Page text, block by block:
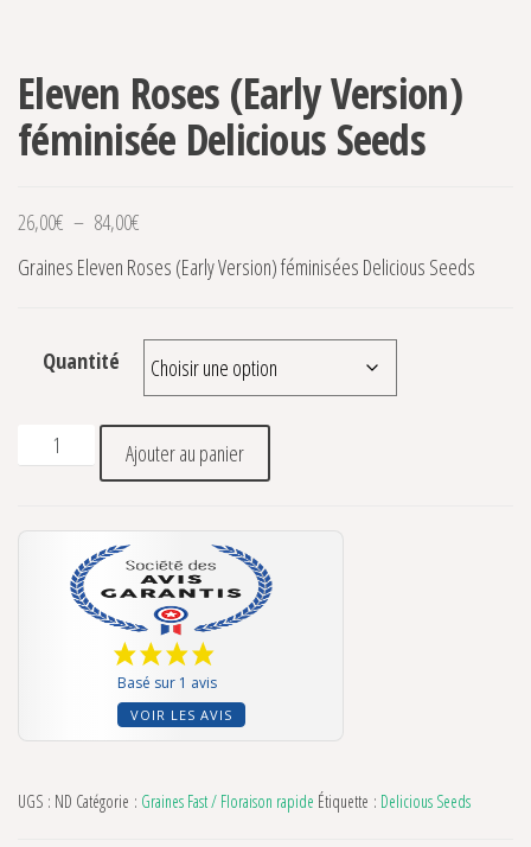
Eleven Roses (Early Version)
féminisée Delicious Seeds
26,00€ – 84,00€
Graines Eleven Roses (Early Version) féminisées Delicious Seeds
Quantité
quantité de Eleven Roses (Early Version) féminisée
Ajouter au panier
Basé sur 1 avis
VOIR LES AVIS
UGS : ND Catégorie : Graines Fast / Floraison rapide Étiquette : Delicious Seeds